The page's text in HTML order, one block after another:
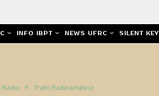
INFO IBPT NEWS UFRC SILENT KEY
Radio Trafic Radioamateur